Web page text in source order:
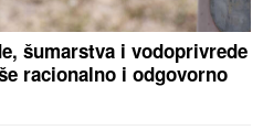
šumarstva i vodoprivrede
racionalno i odgovorno